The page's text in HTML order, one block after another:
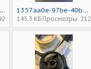
8c9e75de-1ece-400a-962c-d84ac2831a1d.jpeg 1357aa0e-97be-40b5-bfbc-258fee5fadb5.jpeg
145,3 КБ Просмотры: 212